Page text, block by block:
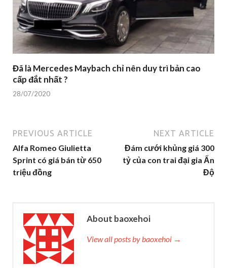
Đã là Mercedes Maybach chỉ nên duy trì bản cao
cấp đắt nhất ?
28/07/2020
PREVIOUS ARTICLE
Alfa Romeo Giulietta
Sprint có giá bán từ 650
triệu đồng
NEXT ARTICLE
Đám cưới khủng giá 300
tỷ của con trai đại gia Ấn
Độ
About baoxehoi
View all posts by baoxehoi →